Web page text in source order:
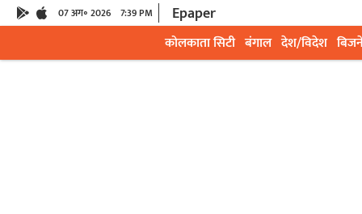
07 अग॰ 2026 7:39 PM Epaper
कोलकाता सिटी बंगाल देश/विदेश